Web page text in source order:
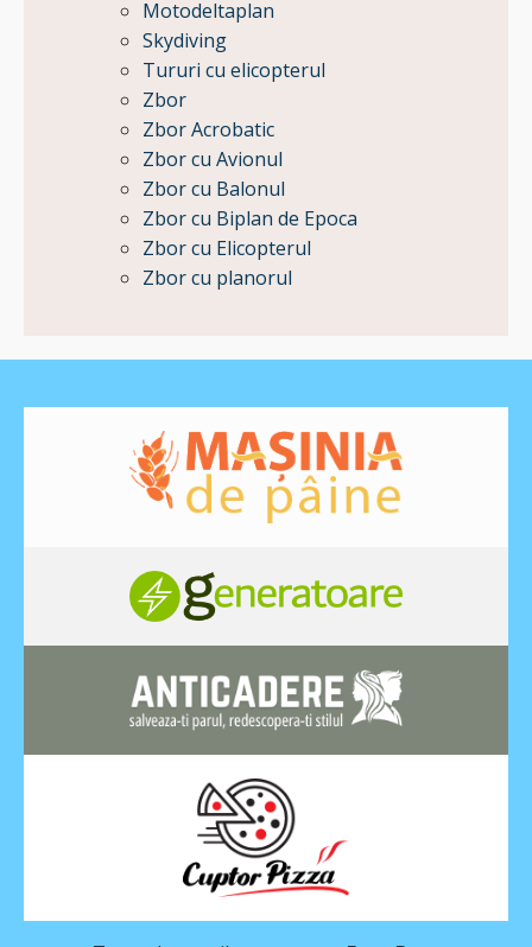
Motodeltaplan
Skydiving
Tururi cu elicopterul
Zbor
Zbor Acrobatic
Zbor cu Avionul
Zbor cu Balonul
Zbor cu Biplan de Epoca
Zbor cu Elicopterul
Zbor cu planorul